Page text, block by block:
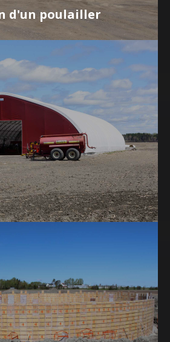
d'un poulailler